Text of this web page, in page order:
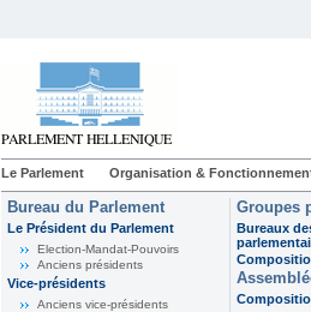
Le Parlement Organisation &
Bureau du Parlement
Le Président du Parlement
Election-Mandat-Pouvoirs
Anciens présidents
Vice-présidents
Anciens vice-présidents
Groupes
Bureaux